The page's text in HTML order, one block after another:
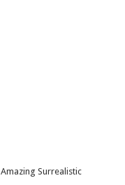
Amazing Surrealistic